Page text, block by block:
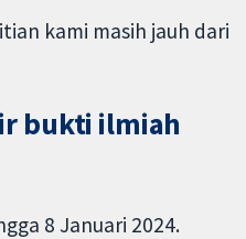
kami masih jauh dari
bukti ilmiah
8 Januari 2024.